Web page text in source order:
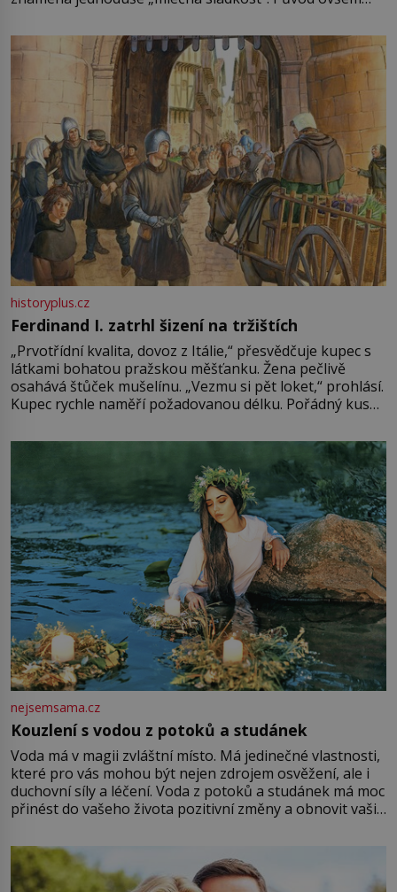
pře hned několik latinskoamerických zemí a k tomu
Francie, kde se traduje,
historyplus.cz
Ferdinand I. zatrhl šizení na tržištích
„Prvotřídní kvalita, dovoz z Itálie,“ přesvědčuje kupec s
látkami bohatou pražskou měšťanku. Žena pečlivě
osahává štůček mušelínu. „Vezmu si pět loket,“ prohlásí.
Kupec rychle naměří požadovanou délku. Pořádný kus
milostpaní. Stačí jenom na sukni,“ zhodnotí švadlena
množství růžového mušelínu. „Ošidili vás, podívejte.“
Vezme do ruky dřevěnou
nejsemsama.cz
Kouzlení s vodou z potoků a studánek
Voda má v magii zvláštní místo. Má jedinečné vlastnosti,
které pro vás mohou být nejen zdrojem osvěžení, ale i
duchovní síly a léčení. Voda z potoků a studánek má moc
přinést do vašeho života pozitivní změny a obnovit vaši
můžete obohatit své rituály a přinést do svého života
větší harmonii a klid. Je důležité